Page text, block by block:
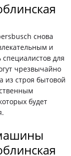
снова
и
для
чрезвычайно
из строя бытовой
будет